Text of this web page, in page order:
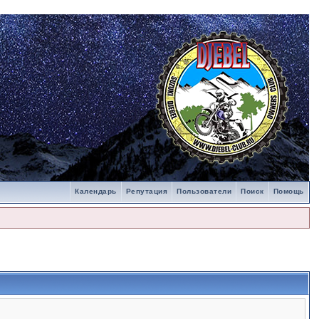
Помощь
Поиск
Пользователи
Репутация
Календарь